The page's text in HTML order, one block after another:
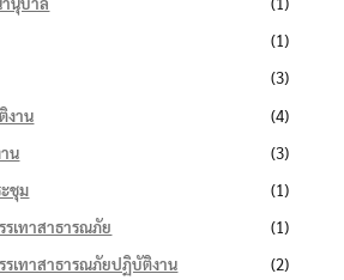
(1)
(3)
งาน
(4)
น
(3)
ชุม
(1)
เทาสาธารณภัย
(1)
เทาสาธารณภัยปฏิบัติงาน
(2)